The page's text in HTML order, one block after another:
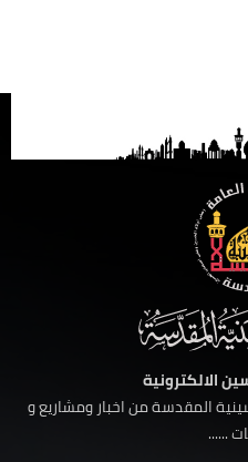
الالكترونية
المقدسة من اخبار ومشاريع و
......